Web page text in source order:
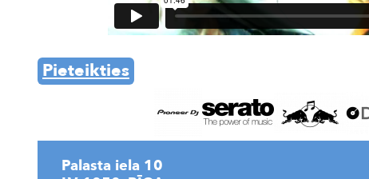
Pieteikties
Palasta iela 10